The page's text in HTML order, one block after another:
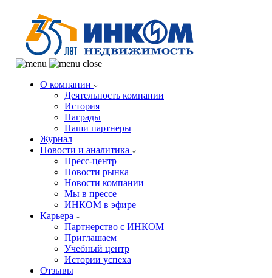
О компании
Деятельность компании
История
Награды
Наши партнеры
Журнал
Новости и аналитика
Пресс-центр
Новости рынка
Новости компании
Мы в прессе
ИНКОМ в эфире
Карьера
Партнерство с ИНКОМ
Приглашаем
Учебный центр
Истории успеха
Отзывы